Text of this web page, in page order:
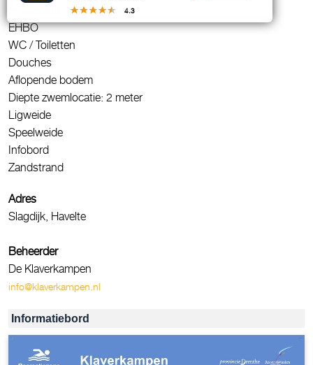
Entreeheffing
EHBO
WC / Toiletten
Douches
Aflopende bodem
Diepte zwemlocatie: 2 meter
Ligweide
Speelweide
Infobord
Zandstrand
Adres
Slagdijk, Havelte
Beheerder
De Klaverkampen
info@klaverkampen.nl
Informatiebord
4.3